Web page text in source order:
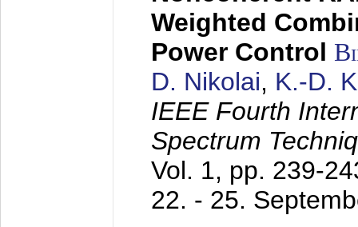
Weighted
Power Control
D. Nikolai, K.-D.
IEEE Fourth
Spectrum
Vol. 1, pp. 239-
22. - 25.